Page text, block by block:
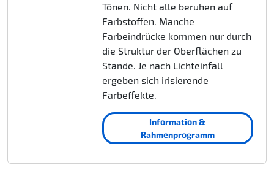
Tönen. Nicht alle beruhen auf
Farbstoffen. Manche
Farbeindrücke kommen nur durch
die Struktur der Oberflächen zu
Stande. Je nach Lichteinfall
ergeben sich irisierende
Farbeffekte.
Information &
Rahmenprogramm